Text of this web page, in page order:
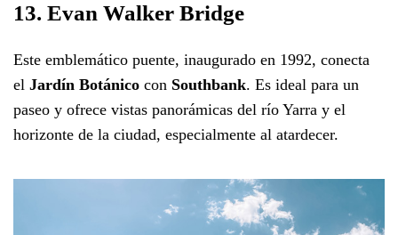
13. Evan Walker Bridge
Este emblemático puente, inaugurado en 1992, conecta
el Jardín Botánico con Southbank. Es ideal para un
paseo y ofrece vistas panorámicas del río Yarra y el
horizonte de la ciudad, especialmente al atardecer.